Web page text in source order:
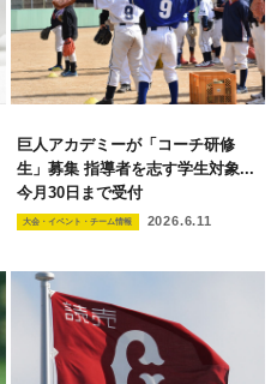
巨人アカデミーが「コーチ研修
生」募集 指導者を志す学生対象...
今月30日まで受付
大会・イベント・チーム情報 2026.6.11